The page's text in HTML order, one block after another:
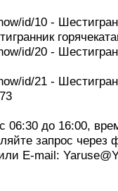
id/10 -
id/20 -
id/21 -
до 16:00,
запрос через
E-mail: